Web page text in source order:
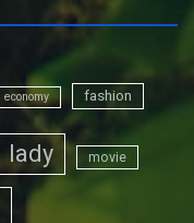
economy fashion
lady movie